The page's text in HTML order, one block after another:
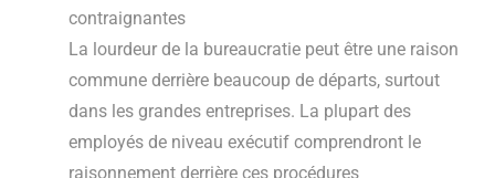
contraignantes
La lourdeur de la bureaucratie peut être une raison
commune derrière beaucoup de départs, surtout
dans les grandes entreprises. La plupart des
employés de niveau exécutif comprendront le
raisonnement derrière ces procédures